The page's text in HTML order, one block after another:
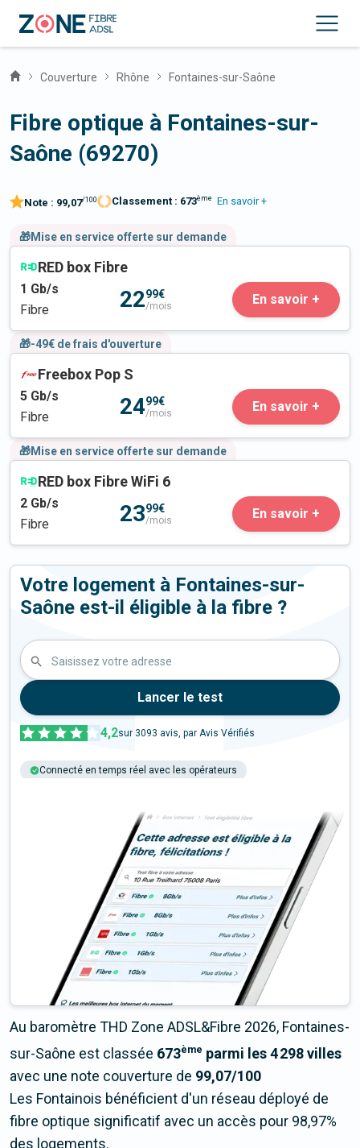
Couverture Rhône Fontaines-sur-Saône
Fibre optique à Fontaines-sur-
Saône (69270)
Note : 99,07/100 Classement : 673ème En savoir +
🎁Mise en service offerte sur demande
RED box Fibre
1 Gb/s
Fibre
2299€
/mois En savoir +
🎁-49€ de frais d'ouverture
Freebox Pop S
5 Gb/s
Fibre
2499€
/mois En savoir +
🎁Mise en service offerte sur demande
RED box Fibre WiFi 6
2 Gb/s
Fibre
2399€
/mois En savoir +
Votre logement à Fontaines-sur-
Saône est-il éligible à la fibre ?
Saisissez votre adresse
Lancer le test
4,2sur 3093 avis, par Avis Vérifiés
Connecté en temps réel avec les opérateurs
Au baromètre THD Zone ADSL&Fibre 2026, Fontaines-
sur-Saône est classée 673ème parmi les 4 298 villes
avec une note couverture de 99,07/100
Les Fontainois bénéficient d'un réseau déployé de
fibre optique significatif avec un accès pour 98,97%
des logements.